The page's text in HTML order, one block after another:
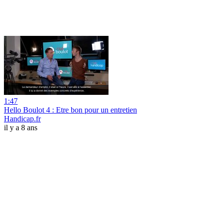
1:47
Hello Boulot 4 : Etre bon pour un entretien
Handicap.fr
il y a 8 ans